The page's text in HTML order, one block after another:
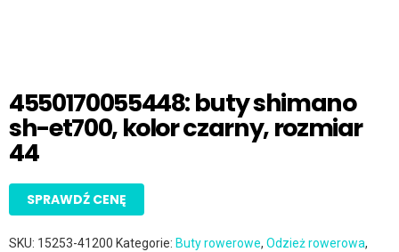
4550170055448: buty shimano
sh-et700, kolor czarny, rozmiar
44
SPRAWDŹ CENĘ
SKU: 15253-41200 Kategorie: Buty rowerowe, Odzież rowerowa,